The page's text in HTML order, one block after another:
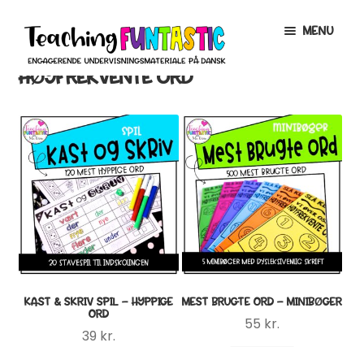
Spring
navigation
Spring
indhold
MENU
CHILD
MENU
MIN KONTO
GRATISMATERIALE
EXPAND
CHILD
MENU
BUTIK
LICENSER
EXPAND
CHILD
MENU
FONTE
HØYFREKVENTE ORD
KAST & SKRIV SPIL – HYPPIGE
ORD
39 kr.
MEST BRUGTE ORD – MINIBØGER
55 kr.